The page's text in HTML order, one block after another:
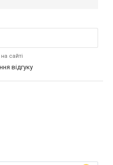
сайті
відгуку